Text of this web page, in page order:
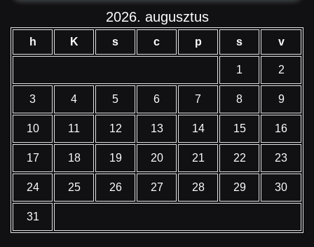
2026. augusztus
h K s c p s v
1 2
3 4 5 6 7 8 9
10 11 12 13 14 15 16
17 18 19 20 21 22 23
24 25 26 27 28 29 30
31